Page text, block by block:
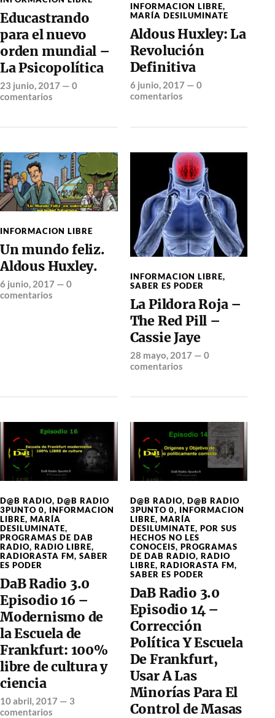
Educastrando
para el nuevo
orden mundial –
La Psicopolítica
23 junio, 2017 — 0
comentarios
INFORMACION LIBRE,
MARÍA DESILUMINATE
Aldous Huxley: La
Revolución
Definitiva
6 junio, 2017— 0
comentarios
INFORMACION LIBRE
Un mundo feliz.
Aldous Huxley.
6 junio, 2017 — 0
comentarios
INFORMACION LIBRE,
SABER ES PODER
La Pildora Roja –
The Red Pill –
Cassie Jaye
28 mayo, 2017— 0
comentarios
D@B RADIO, D@B RADIO
3PUNTO 0, INFORMACION
LIBRE, MARÍA
DESILUMINATE,
PROGRAMAS DE DAB
RADIO, RADIO LIBRE,
RADIORASTA FM, SABER
ES PODER
DaB Radio 3.0
Episodio 16 –
Modernismo de
la Escuela de
Frankfurt: 100%
libre de cultura y
ciencia
10 abril, 2017 — 3
comentarios
D@B RADIO, D@B RADIO
3PUNTO 0, INFORMACION
LIBRE, MARÍA
DESILUMINATE, POR SUS
HECHOS NO LES
CONOCEIS, PROGRAMAS
DE DAB RADIO, RADIO
LIBRE, RADIORASTA FM,
SABER ES PODER
DaB Radio 3.0
Episodio 14 –
Corrección
Política Y Escuela
De Frankfurt,
Usar A Las
Minorías Para El
Control de Masas